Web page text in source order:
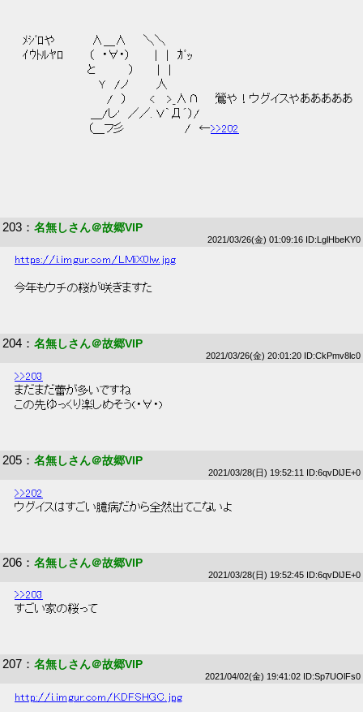
ﾒｼﾞﾛや　　　　 Λ＿Λ　　＼＼
ｲｳﾄﾙﾔﾛ　　　（　・∀・）　　　|　|　ｶﾞｯ
と　　　　）　 　 |　|
Ｙ　/ノ　　　 人
/　）　 　 < 　>_Λ∩　　鶯や！ウグイスやあああああ
＿/し'　／／. Ｖ｀Д´）/
（＿フ彡　　　　　 　　/　←>>202
203 ： 名無しさん＠故郷VIP
2021/03/26(金) 01:09:16 ID:LglHbeKY0
https://i.imgur.com/LMiX0lw.jpg
今年もウチの桜が咲きますた
204 ： 名無しさん＠故郷VIP
2021/03/26(金) 20:01:20 ID:CkPmv8lc0
>>203
まだまだ蕾が多いですね
この先ゆっくり楽しめそう(・∀・)
205 ： 名無しさん＠故郷VIP
2021/03/28(日) 19:52:11 ID:6qvDlJE+0
>>202
ウグイスはすごい臆病だから全然出てこないよ
206 ： 名無しさん＠故郷VIP
2021/03/28(日) 19:52:45 ID:6qvDlJE+0
>>203
すごい家の桜って
207 ： 名無しさん＠故郷VIP
2021/04/02(金) 19:41:02 ID:Sp7UOlFs0
http://i.imgur.com/KDFSHGC.jpg